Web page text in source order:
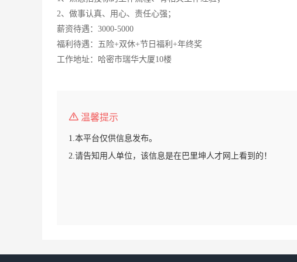
2、做事认真、用心、责任心强；
薪资待遇：3000-5000
福利待遇：五险+双休+节日福利+年终奖
工作地址：哈密市瑞华大厦10楼
温馨提示
1.本平台仅供信息发布。
2.请告知用人单位，该信息是在巴里坤人才网上看到的！